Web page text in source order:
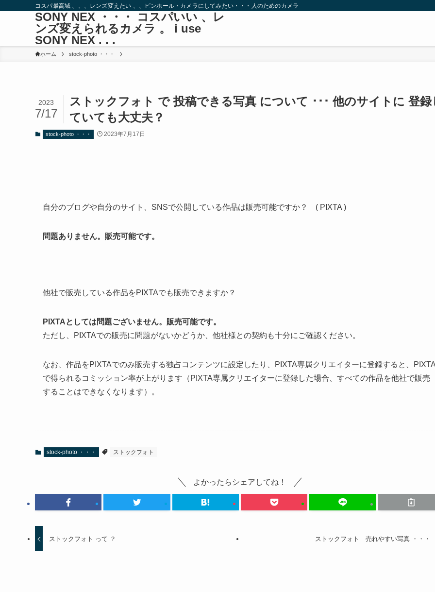
コスパ最高域 、、、レンズ変えたい 、、ピンホール・カメラにしてみたい・・・人のためのカメラ
SONY NEX ・・・ コスパいい 、レ
ンズ変えられるカメラ 。 i use
SONY NEX . . .
ホーム stock-photo ・・・
ストックフォト で 投稿できる写真 について ･･･ 他のサイトに 登録
ていても大丈夫？
2023
7/17
stock-photo ・・・ 2023年7月17日
自分のブログや自分のサイト、SNSで公開している作品は販売可能ですか？ ( PIXTA )
問題ありません。販売可能です。
他社で販売している作品をPIXTAでも販売できますか？
PIXTAとしては問題ございません。販売可能です。
ただし、PIXTAでの販売に問題がないかどうか、他社様との契約も十分にご確認ください。
なお、作品をPIXTAでのみ販売する独占コンテンツに設定したり、PIXTA専属クリエイターに登録すると、
で得られるコミッション率が上がります（PIXTA専属クリエイターに登録した場合、すべての作品を他社で販売
することはできなくなります）。
stock-photo ・・・ ストックフォト
よかったらシェアしてね！
ストックフォト って ？ ストックフォト 売れやすい写真 ・・・